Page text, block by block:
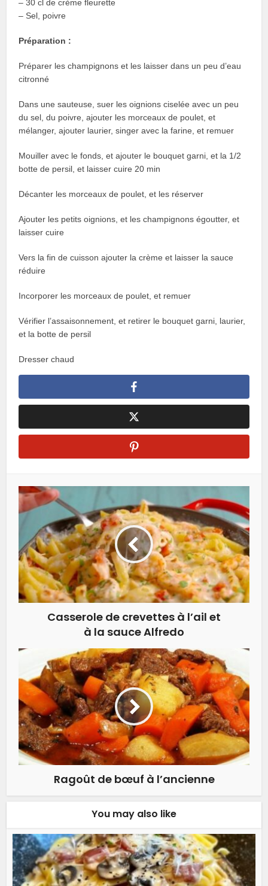
– 30 cl de crème fleurette
– Sel, poivre
Préparation :
Préparer les champignons et les laisser dans un peu d’eau
citronné
Dans une sauteuse, suer les oignions ciselée avec un peu
du sel, du poivre, ajouter les morceaux de poulet, et
mélanger, ajouter laurier, singer avec la farine, et remuer
Mouiller avec le fonds, et ajouter le bouquet garni, et la 1/2
botte de persil, et laisser cuire 20 min
Décanter les morceaux de poulet, et les réserver
Ajouter les petits oignions, et les champignons égoutter, et
laisser cuire
Vers la fin de cuisson ajouter la crème et laisser la sauce
réduire
Incorporer les morceaux de poulet, et remuer
Vérifier l’assaisonnement, et retirer le bouquet garni, laurier,
et la botte de persil
Dresser chaud
Casserole de crevettes à l’ail et
à la sauce Alfredo
Ragoût de bœuf à l’ancienne
You may also like